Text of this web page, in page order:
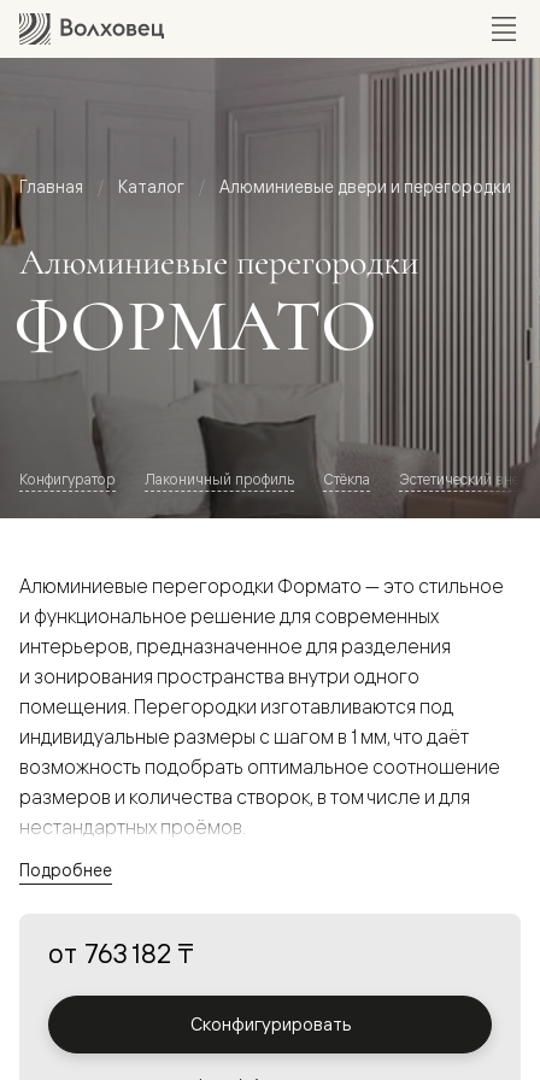
Главная Каталог Алюминиевые двери и перегородки
Алюминиевые перегородки
ФОРМАТО
Конфигуратор Лаконичный профиль Стёкла Эстетический
Алюминиевые перегородки Формато — это стильное
и функциональное решение для современных
интерьеров, предназначенное для разделения
и зонирования пространства внутри одного
помещения. Перегородки изготавливаются под
индивидуальные размеры с шагом в 1 мм, что даёт
возможность подобрать оптимальное соотношение
размеров и количества створок, в том числе и для
нестандартных проёмов.
а большой выбор вставок из стекла с различными
решения в интерьере и варьировать освещённость.
Подробнее
от 763 182 ₸
Сконфигурировать